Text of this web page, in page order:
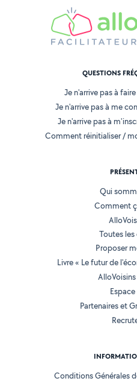
QUESTIONS
Je n'arrive pas à
Je n'arrive pas à me
Je n'arrive pas à
Comment réinitialiser /
Qui
Comment
Toutes
Proposer
Livre « Le futur de
Partenaires et
Conditions Générales